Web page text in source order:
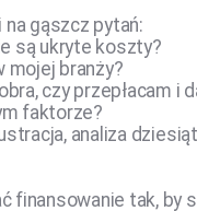
gąszcz pytań:
są ukryte koszty?
mojej branży?
czy przepłacam i
faktorze?
analiza
finansowanie tak,